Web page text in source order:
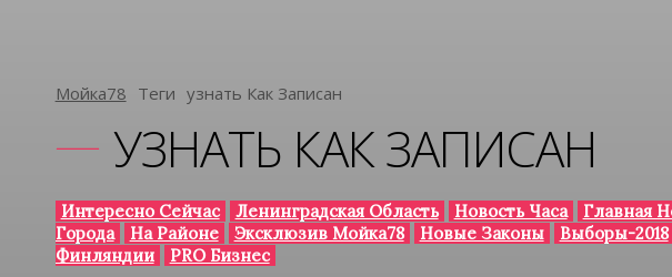
Мойка78 Теги Узнать Как Записан
УЗНАТЬ КАК ЗАПИСАН
Интересно Сейчас Ленинградская Область Новость Часа Главная
Города
На Районе Эксклюзив Мойка78 Новые Законы Выборы-2018
Финляндии
PRO Бизнес